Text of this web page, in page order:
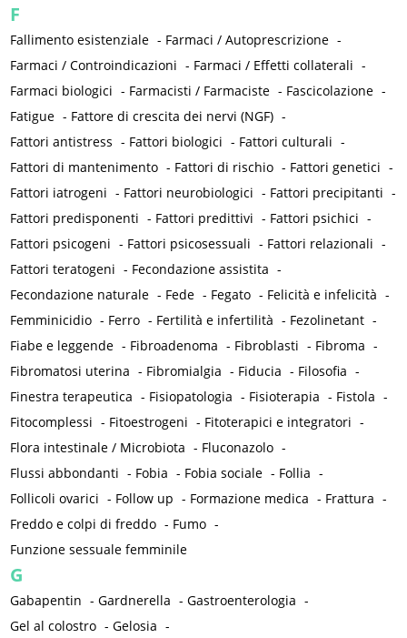
F
Fallimento esistenziale - Farmaci / Autoprescrizione -
Farmaci / Controindicazioni - Farmaci / Effetti collaterali -
Farmaci biologici - Farmacisti / Farmaciste - Fascicolazione -
Fatigue - Fattore di crescita dei nervi (NGF) -
Fattori antistress - Fattori biologici - Fattori culturali -
Fattori di mantenimento - Fattori di rischio - Fattori genetici -
Fattori iatrogeni - Fattori neurobiologici - Fattori precipitanti -
Fattori predisponenti - Fattori predittivi - Fattori psichici -
Fattori psicogeni - Fattori psicosessuali - Fattori relazionali -
Fattori teratogeni - Fecondazione assistita -
Fecondazione naturale - Fede - Fegato - Felicità e infelicità -
Femminicidio - Ferro - Fertilità e infertilità - Fezolinetant -
Fiabe e leggende - Fibroadenoma - Fibroblasti - Fibroma -
Fibromatosi uterina - Fibromialgia - Fiducia - Filosofia -
Finestra terapeutica - Fisiopatologia - Fisioterapia - Fistola -
Fitocomplessi - Fitoestrogeni - Fitoterapici e integratori -
Flora intestinale / Microbiota - Fluconazolo -
Flussi abbondanti - Fobia - Fobia sociale - Follia -
Follicoli ovarici - Follow up - Formazione medica - Frattura -
Freddo e colpi di freddo - Fumo -
Funzione sessuale femminile
G
Gabapentin -Gardnerella -Gastroenterologia -
Gel al colostro -Gelosia -